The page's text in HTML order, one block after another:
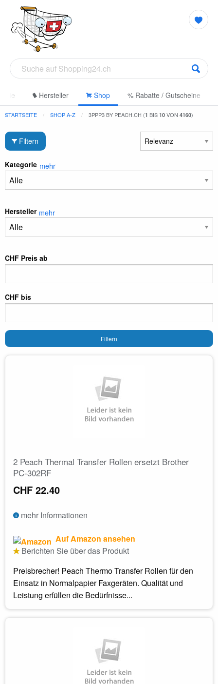
Hersteller Shop % Rabatte / Gutscheine
STARTSEITE SHOP A-Z 3PPP3 BY PEACH.CH (1 BIS 10 VON 4160)
Filtern
Kategorie mehr
Hersteller mehr
CHF Preis ab
CHF bis
Filtern
2 Peach Thermal Transfer Rollen ersetzt Brother
PC-302RF
CHF 22.40
mehr Informationen
Auf Amazon ansehen
Berichten Sie über das Produkt
Preisbrecher! Peach Thermo Transfer Rollen für den
Einsatz in Normalpapier Faxgeräten. Qualität und
Leistung erfüllen die Bedürfnisse...